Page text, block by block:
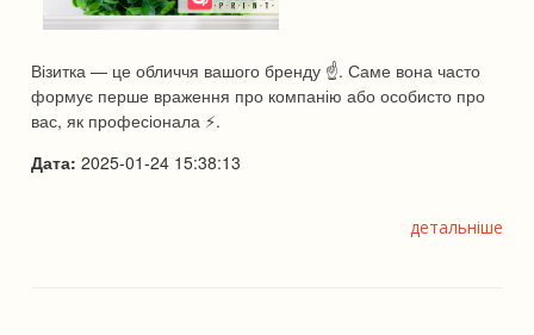
Візитка — це обличчя вашого бренду ☝. Саме вона часто
формує перше враження про компанію або особисто про
вас, як професіонала ⚡.
Дата: 2025-01-24 15:38:13
детальніше